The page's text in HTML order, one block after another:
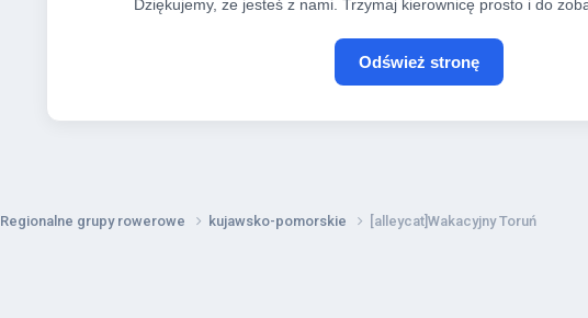
Dziękujemy, że jesteś z nami. Trzymaj kierownicę prosto i do
Odśwież stronę
Regionalne grupy rowerowe kujawsko-pomorskie [alleycat]Wakacyjny Toruń